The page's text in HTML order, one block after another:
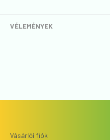
VÉLEMÉNYEK
Vásárlói fiók